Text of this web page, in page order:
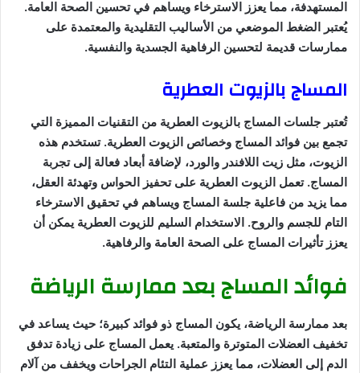
المستهدفة، مما يعزز الاسترخاء ويساهم في تحسين الصحة العامة.
يُعتبر الضغط الموضعي من الأساليب التقليدية والمعتمدة على
ممارسات قديمة لتحسين الرفاهية الجسدية والنفسية.
المساج بالزيوت العطرية
تُعتبر جلسات المساج بالزيوت العطرية من التقنيات المميزة التي
تجمع بين فوائد المساج وخصائص الزيوت العطرية. تستخدم هذه
الزيوت، مثل زيت اللافندر والورد، لإضافة أبعاد فعالة إلى تجربة
المساج. تعمل الزيوت العطرية على تحفيز الحواس وتهدئة العقل،
مما يزيد من فاعلية جلسة المساج ويساهم في تحقيق الاسترخاء
التام للجسم والروح. الاستخدام السليم للزيوت العطرية يمكن أن
يعزز تأثيرات المساج على الصحة العامة والرفاهية.
فوائد المساج بعد ممارسة الرياضة
بعد ممارسة الرياضة، يكون المساج ذو فوائد كبيرة؛ حيث يساعد في
تخفيف العضلات المتوترة والمتعبة. يعمل المساج على زيادة تدفق
الدم إلى العضلات، مما يعزز عملية التئام الجراحات ويخفف من آلام